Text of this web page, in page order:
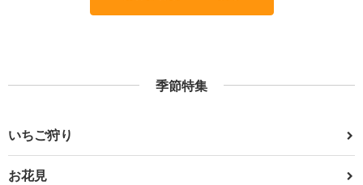
季節特集
いちご狩り
お花見